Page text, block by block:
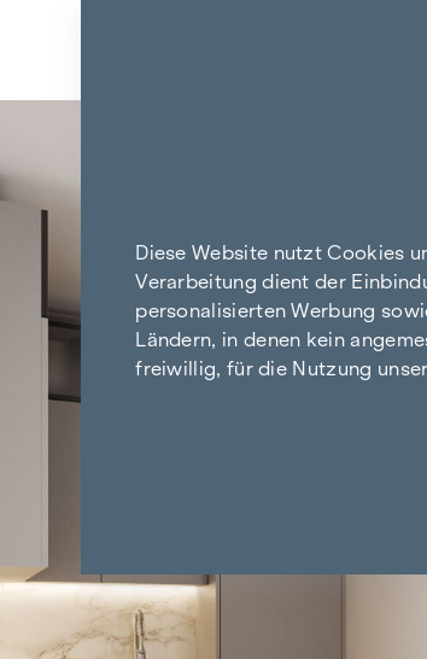
Diese Website nutzt Cookies
Verarbeitung dient der
personalisierten Werbung
Ländern, in denen kein
freiwillig, für die Nutzung